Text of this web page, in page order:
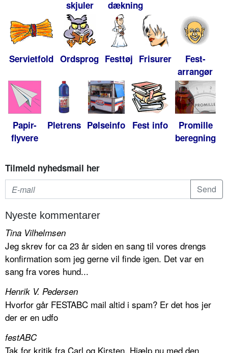
skjuler dækning
Servietfold Ordsprog Festtøj Frisurer
Fest-
arrangør
Papir-
flyvere
Pletrens Pølseinfo Fest info
Promille
beregning
Tilmeld nyhedsmail her
Nyeste kommentarer
Tina Vilhelmsen
Jeg skrev for ca 23 år siden en sang til vores drengs
konfirmation som jeg gerne vil finde igen. Det var en
sang fra vores hund...
Henrik V. Pedersen
Hvorfor går FESTABC mail altid i spam? Er det hos jer
der er en udfo
festABC
Tak for kritik fra Carl og Kirsten. Hjælp nu med den